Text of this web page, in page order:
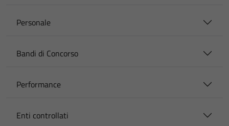
Personale
Bandi di Concorso
Performance
Enti controllati